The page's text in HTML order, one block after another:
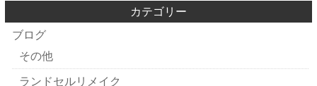
カテゴリー
ブログ
その他
ランドセルリメイク